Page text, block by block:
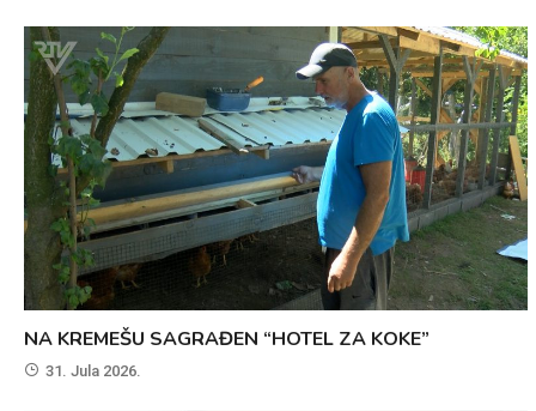
NA KREMEŠU SAGRAĐEN “HOTEL ZA KOKE”
31. Jula 2026.